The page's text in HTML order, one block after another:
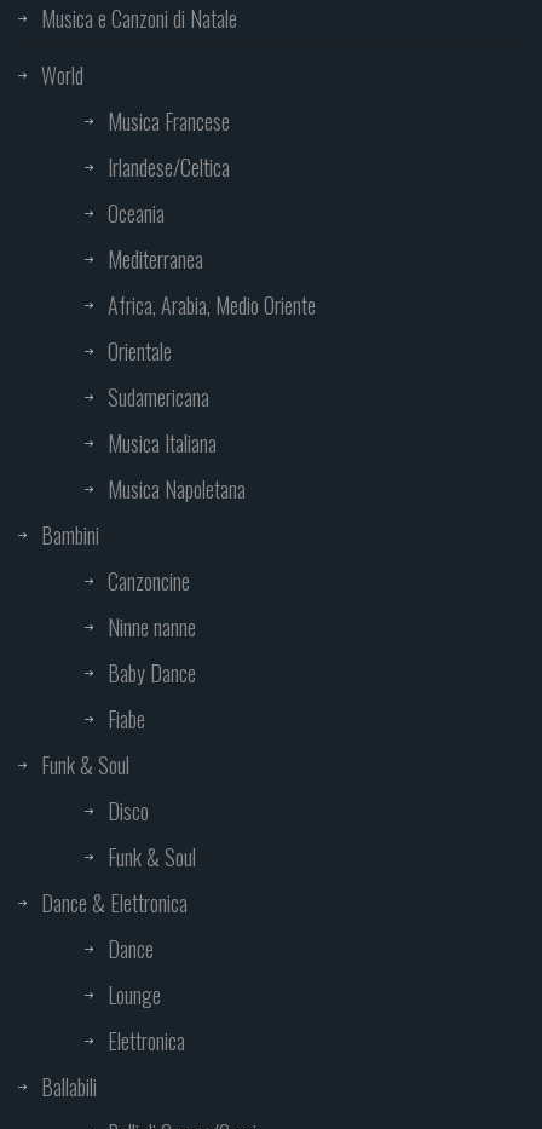
Musica e Canzoni di Natale
World
Musica Francese
Irlandese/Celtica
Oceania
Mediterranea
Africa, Arabia, Medio Oriente
Orientale
Sudamericana
Musica Italiana
Musica Napoletana
Bambini
Canzoncine
Ninne nanne
Baby Dance
Fiabe
Funk & Soul
Disco
Funk & Soul
Dance & Elettronica
Dance
Lounge
Elettronica
Ballabili